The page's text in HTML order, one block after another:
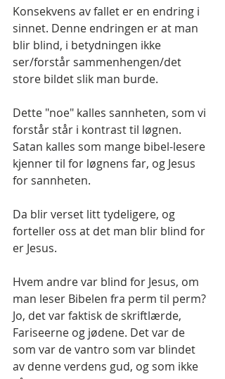
Konsekvens av fallet er en endring i
sinnet. Denne endringen er at man
blir blind, i betydningen ikke
ser/forstår sammenhengen/det
store bildet slik man burde.
Dette "noe" kalles sannheten, som vi
forstår står i kontrast til løgnen.
Satan kalles som mange bibel-lesere
kjenner til for løgnens far, og Jesus
for sannheten.
Da blir verset litt tydeligere, og
forteller oss at det man blir blind for
er Jesus.
Hvem andre var blind for Jesus, om
man leser Bibelen fra perm til perm?
Jo, det var faktisk de skriftlærde,
Fariseerne og jødene. Det var de
som var de vantro som var blindet
av denne verdens gud, og som ikke